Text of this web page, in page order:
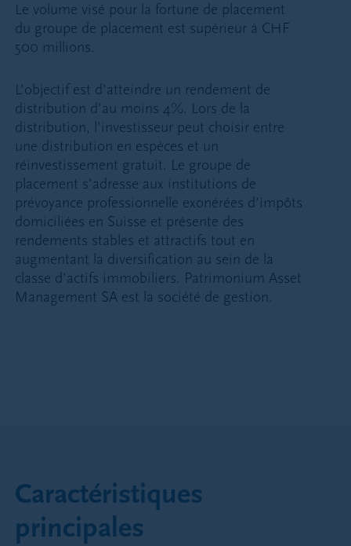
Le volume visé pour la fortune de placement
du groupe de placement est supérieur à CHF
500 millions.
L’objectif est d’atteindre un rendement de
distribution d’au moins 4%. Lors de la
distribution, l’investisseur peut choisir entre
une distribution en espèces et un
réinvestissement gratuit. Le groupe de
placement s’adresse aux institutions de
prévoyance professionnelle exonérées d’impôts
domiciliées en Suisse et présente des
rendements stables et attractifs tout en
augmentant la diversification au sein de la
classe d’actifs immobiliers. Patrimonium Asset
Management SA est la société de gestion.
Caractéristiques
principales